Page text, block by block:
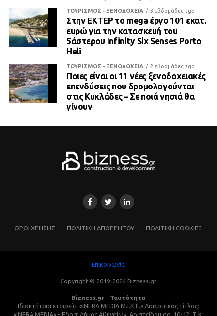
ΤΟΥΡΙΣΜΟΣ - ΞΕΝΟΔΟΧΕΙΑ 3 εβδομάδες ago
Στην ΕΚΤΕΡ το mega έργο 101 εκατ.
ευρώ για την κατασκευή του
5άστερου Infinity Six Senses Porto
Heli
ΤΟΥΡΙΣΜΟΣ - ΞΕΝΟΔΟΧΕΙΑ 2 εβδομάδες ago
Ποιες είναι οι 11 νέες ξενοδοχειακές
επενδύσεις που δρομολογούνται
στις Κυκλάδες – Σε ποιά νησιά θα
γίνουν
ΌΡΟΙ ΧΡΗΣΗΣ ΠΟΛΙΤΙΚΗ ΑΠΟΡΡΗΤΟΥ ΠΟΛΙΤΙΚΗ COOKIES
Επικοινωνία
Copyright © 2019-2024 Bizness.gr
Bizness.gr - Ταυτότητα
Ιδιοκτήτρια εταιρεία: «INFRA MEDIA M.I.K.E.» Διακριτικός τίτλος:
«INFRA MEDIA» - Έδρα: Δήμος Αθηναίων, Αριστείδου αρ. 10-12, Τ.Κ.